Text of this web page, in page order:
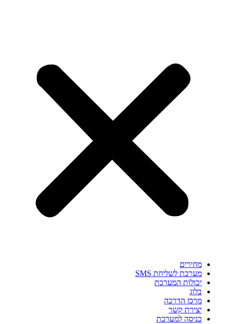
מחירים
מערכת לשליחת SMS
יכולות המערכת
בלוג
מרכז הדרכה
יצירת קשר
כניסה למערכת